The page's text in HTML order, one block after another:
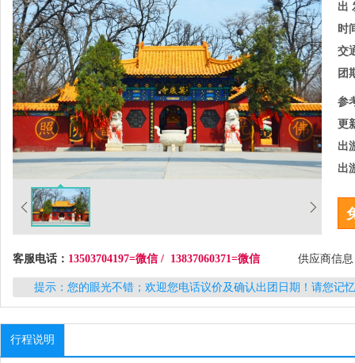
出
时
交
团
参
更
出
出
客服电话： 13503704197=微信 / 13837060371=微信 供应商信
提示：您的眼光不错；欢迎您电话议价及确认出团日期！请您记
行程说明